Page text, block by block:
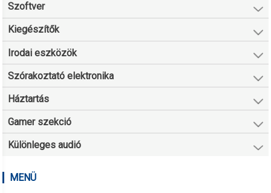
Szoftver
Kiegészítők
Irodai eszközök
Szórakoztató elektronika
Háztartás
Gamer szekció
Különleges audió
MENÜ